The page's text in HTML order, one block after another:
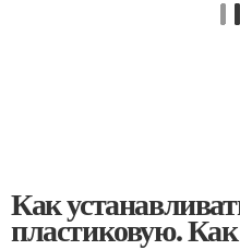
Как
пластиковую. Как